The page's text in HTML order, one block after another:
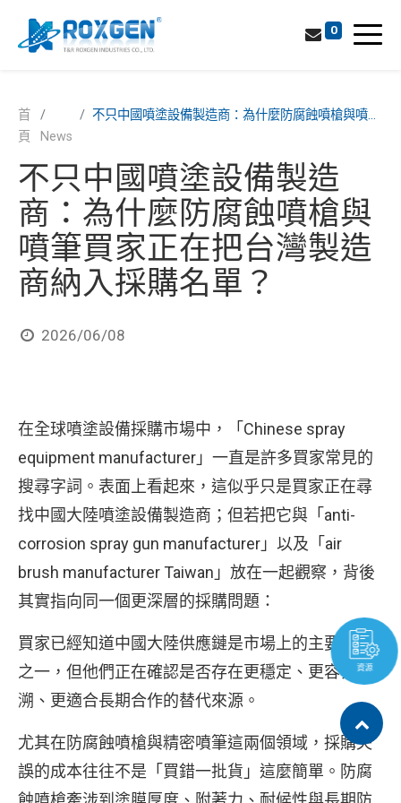
0
首
頁
News
不只中國噴塗設備製造商：為什麼防腐蝕噴槍與噴筆買家正在把台灣製造商納入採購名單？
不只中國噴塗設備製造
商：為什麼防腐蝕噴槍與
噴筆買家正在把台灣製造
商納入採購名單？
2026/06/08
在全球噴塗設備採購市場中，「Chinese spray
equipment manufacturer」一直是許多買家常見的
搜尋字詞。表面上看起來，這似乎只是買家正在尋
找中國大陸噴塗設備製造商；但若把它與「anti-
corrosion spray gun manufacturer」以及「air
brush manufacturer Taiwan」放在一起觀察，背後
其實指向同一個更深層的採購問題：
買家已經知道中國大陸供應鏈是市場上的主要選項
之一，但他們正在確認是否存在更穩定、更容易追
溯、更適合長期合作的替代來源。
尤其在防腐蝕噴槍與精密噴筆這兩個領域，採購失
誤的成本往往不是「買錯一批貨」這麼簡單。防腐
資源